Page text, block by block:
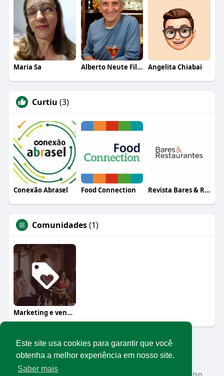
Este site usa cookies para garantir que você
obtenha a melhor experiência em nosso site.
Saber mais
Maria Sa Alberto Neute Filho Angelita Chiabai
Curtiu (3)
Conexão Abrasel Food Connection Revista Bares & Restaurantes
Comunidades(1)
Marketing e vendas
© 2026 Rede Abrasel